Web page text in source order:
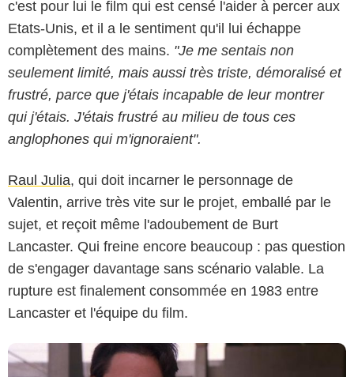
c'est pour lui le film qui est censé l'aider à percer aux
Etats-Unis, et il a le sentiment qu'il lui échappe
complètement des mains. "Je me sentais non
seulement limité, mais aussi très triste, démoralisé et
frustré, parce que j'étais incapable de leur montrer
qui j'étais. J'étais frustré au milieu de tous ces
anglophones qui m'ignoraient".
Raul Julia, qui doit incarner le personnage de
Valentin, arrive très vite sur le projet, emballé par le
sujet, et reçoit même l'adoubement de Burt
Lancaster. Qui freine encore beaucoup : pas question
de s'engager davantage sans scénario valable. La
rupture est finalement consommée en 1983 entre
Lancaster et l'équipe du film.
HB Filmes